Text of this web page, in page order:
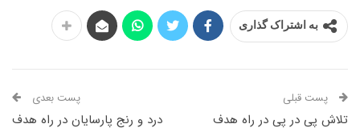
به اشتراک گذاری
پست قبلی
تلاش پی در پی در راه هدف
پست بعدی
درد و رنج پارسایان در راه هدف